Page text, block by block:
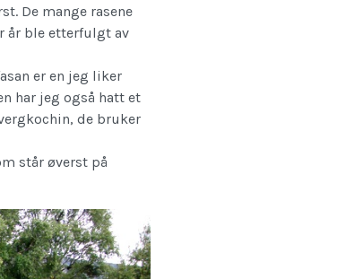
De mange rasene
år ble etterfulgt av
er en jeg liker
har jeg også hatt et
de bruker
står øverst på